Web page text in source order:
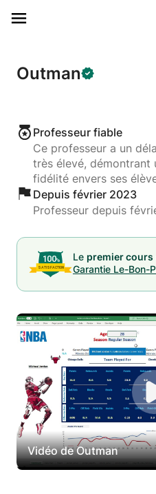
Outman
Professeur fiable
Ce professeur a un
très élevé, démontrant
fidélité envers ses
Depuis février 2023
Professeur depuis
Le premier cours
Garantie Le-Bon-
Vidéo de Outman